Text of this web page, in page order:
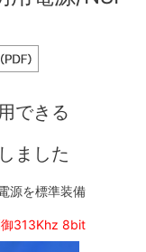
できる
ました
源を標準装備
御313Khz 8bit